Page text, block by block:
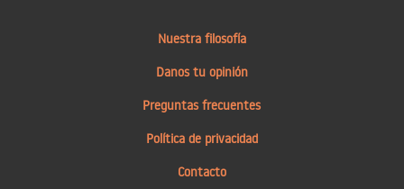
Nuestra filosofía
Danos tu opinión
Preguntas frecuentes
Política de privacidad
Contacto